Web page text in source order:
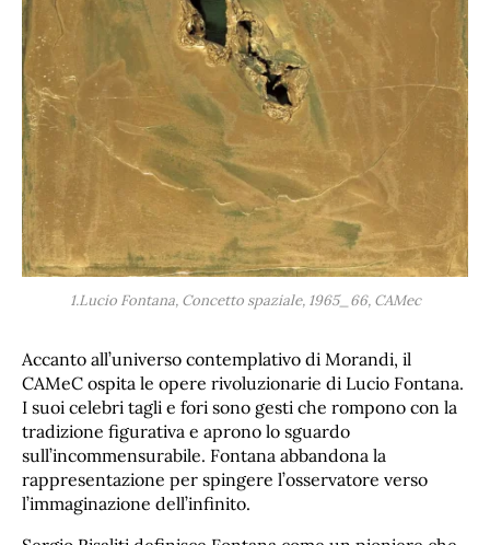
1.Lucio Fontana, Concetto spaziale, 1965_66, CAMec
Accanto all’universo contemplativo di Morandi, il
CAMeC ospita le opere rivoluzionarie di Lucio Fontana.
I suoi celebri tagli e fori sono gesti che rompono con la
tradizione figurativa e aprono lo sguardo
sull’incommensurabile. Fontana abbandona la
rappresentazione per spingere l’osservatore verso
l’immaginazione dell’infinito.